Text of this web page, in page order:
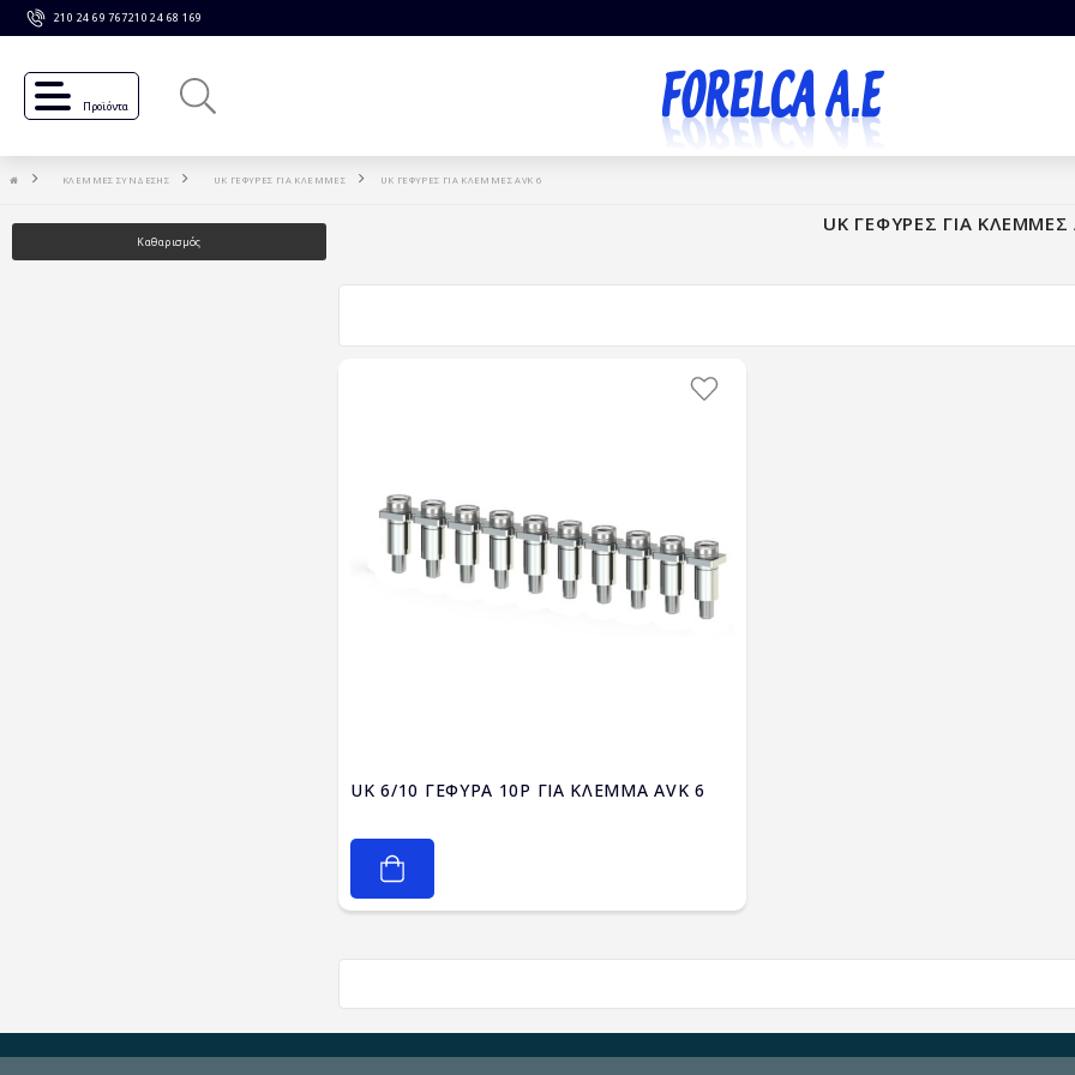
210 24 69 767210 24 68 169
Προϊόντα
ΚΛΕΜΜΕΣ ΣΥΝΔΕΣΗΣ UK ΓΕΦΥΡΕΣ ΓΙΑ ΚΛΕΜΜΕΣ UK ΓΕΦΥΡΕΣ ΓΙΑ ΚΛΕΜΜΕΣ AVK 6
Καθαρισμός
UK ΓΕΦΥΡΕΣ ΓΙΑ ΚΛΕΜΜΕΣ
UK 6/10 ΓΕΦΥΡΑ 10P ΓΙΑ ΚΛΕΜΜΑ AVK 6